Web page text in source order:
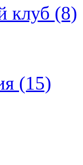
клуб (8)
(15)